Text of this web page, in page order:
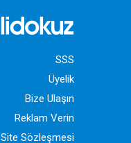
SSS
Üyelik
Bize Ulaşın
Reklam Verin
Site Sözleşmesi